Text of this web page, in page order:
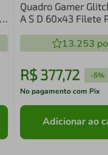
Quadro Gamer
A S D 60x43 Filete
13.253
R$ 377,72 -5%
No pagamento com Pix
Adicionar ao